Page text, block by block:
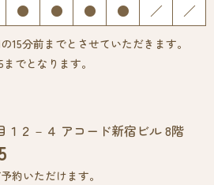
● ● ● ● ／ ／
15分前までとさせていただきます。
でとなります。
１２－４ アコード新宿ビル 8階
約いただけます。